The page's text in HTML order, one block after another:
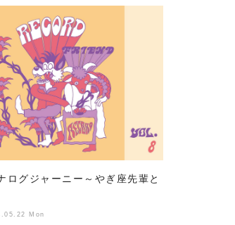
ログジャーニー～やぎ座先輩と
Mon